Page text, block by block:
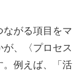
ながる項目をマ
、〈プロセス
。例えば、「活